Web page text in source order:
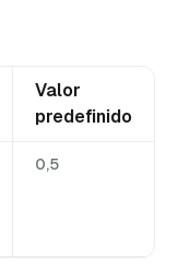
Valor
predefinido
0,5